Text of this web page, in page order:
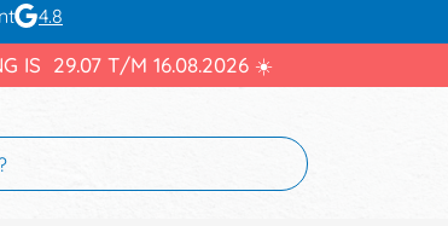
4.8
IS 29.07 T/M 16.08.2026 ☀️